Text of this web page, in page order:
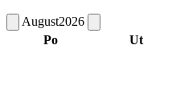
August2026
Po
Ut